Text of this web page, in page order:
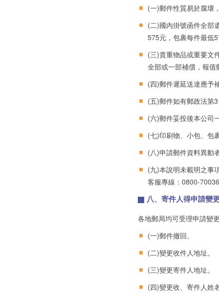
(一)郵件性質易於腐壞
(二)國內掛號函件全部
575元，包裹每件最低
(三)貴重物品或重要文
全部或一部補償，報
(四)郵件遲延送達應予
(五)郵件如有郵政法第
(六)郵件妥投後本公司
(七)印刷物、小包、包
(八)申請郵件資料異動
(九)本說明未載明之事
客服專線：0800-
八、寄件人得申請變
各地郵局均可受理申請變
(一)郵件撤回。
(二)變更收件人地址。
(三)變更寄件人地址。
(四)變更收、寄件人姓